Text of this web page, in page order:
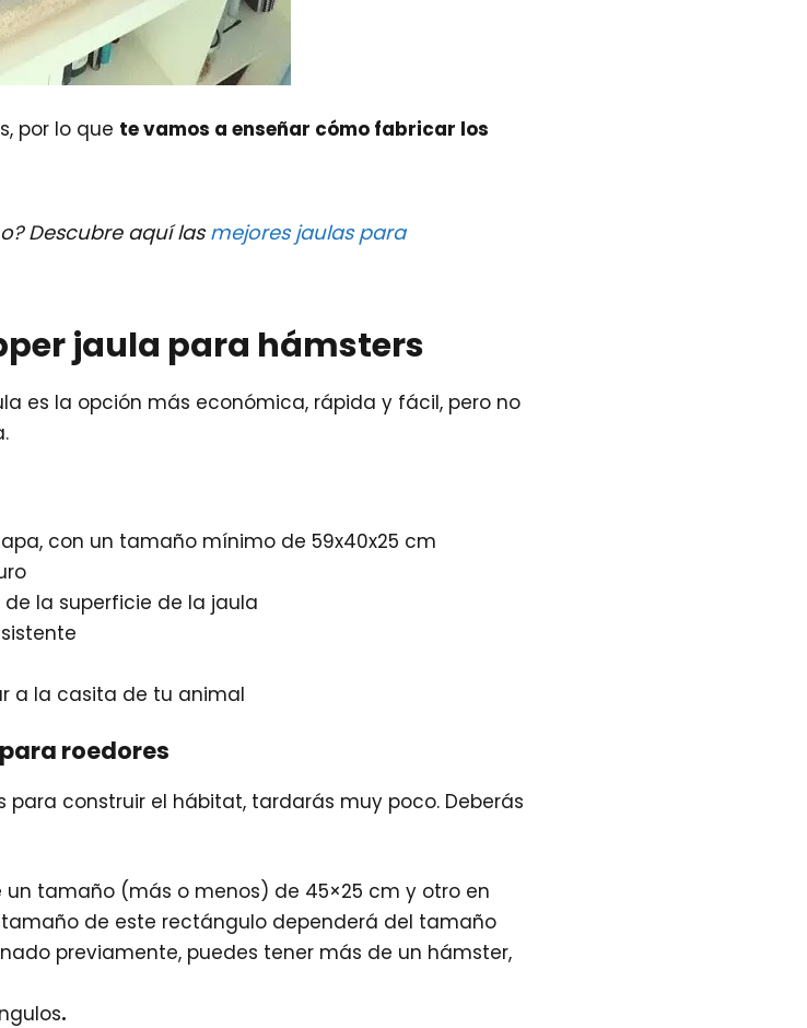
por lo que te vamos a enseñar cómo fabricar los
Descubre aquí lasmejores jaulas para
jaula para hámsters
es la opción más económica, rápida y fácil, pero no
con un tamaño mínimo de 59x40x25 cm
la superficie de la jaula
a la casita de tu animal
roedores
para construir el hábitat, tardarás muy poco. Deberás
tamaño (más o menos) de 45×25 cm y otro en
de este rectángulo dependerá del tamaño
previamente, puedes tener más de un hámster,
.